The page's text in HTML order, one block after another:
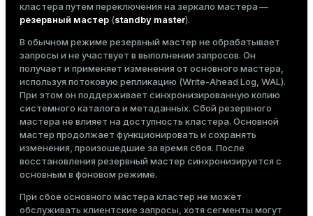
кластера путем переключения на зеркало мастера —
резервный мастер (standby master).
В обычном режиме резервный мастер не обрабатывает
запросы и не участвует в выполнении запросов. Он
получает и применяет изменения от основного мастера,
используя потоковую репликацию (Write-Ahead Log, WAL).
При этом он поддерживает синхронизированную копию
системного каталога и метаданных. Сбой резервного
мастера не влияет на доступность кластера. Основной
мастер продолжает функционировать и сохранять
изменения, произошедшие за время сбоя. После
восстановления резервный мастер синхронизируется с
основным в фоновом режиме.
При сбое основного мастера кластер не может
обслуживать клиентские запросы, хотя сегменты могут